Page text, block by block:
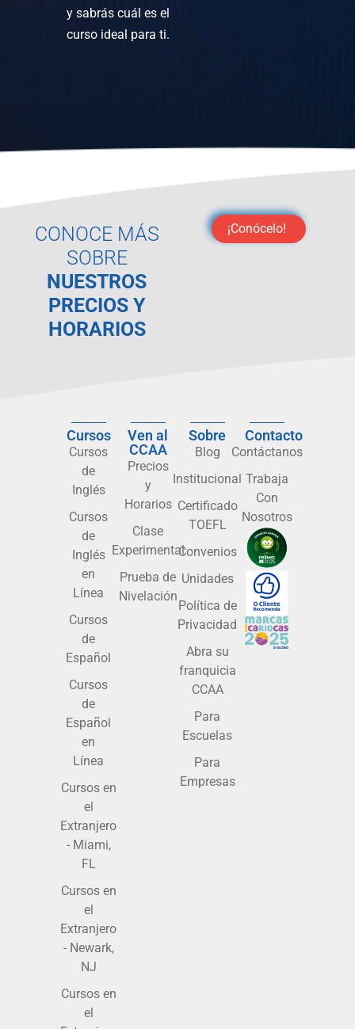
y sabrás cuál es el
curso ideal para ti.
CONOCE MÁS
SOBRE
NUESTROS
PRECIOS Y
HORARIOS
¡Conócelo!
Cursos
Cursos
de
Inglés
Cursos
de
Inglés
en
Línea
Cursos
de
Español
Cursos
de
Español
en
Línea
Cursos en
el
Extranjero
- Miami,
FL
Cursos en
el
Extranjero
- Newark,
NJ
Cursos en
el
Ven al
CCAA
Precios
y
Horarios
Clase
Experimental
Prueba de
Nivelación
Sobre
Blog
Institucional
Certificado
TOEFL
Convenios
Unidades
Política de
Privacidad
Abra su
franquicia
CCAA
Para
Escuelas
Para
Empresas
Contacto
Contáctanos
Trabaja
Con
Nosotros